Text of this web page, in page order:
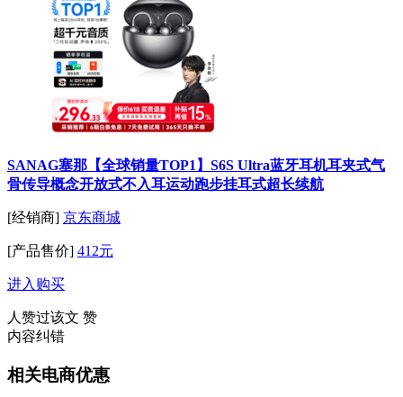
SANAG塞那【全球销量TOP1】S6S Ultra蓝牙耳机耳夹式气
骨传导概念开放式不入耳运动跑步挂耳式超长续航
[经销商] 京东商城
[产品售价] 412元
进入购买
人赞过该文 赞
内容纠错
相关电商优惠